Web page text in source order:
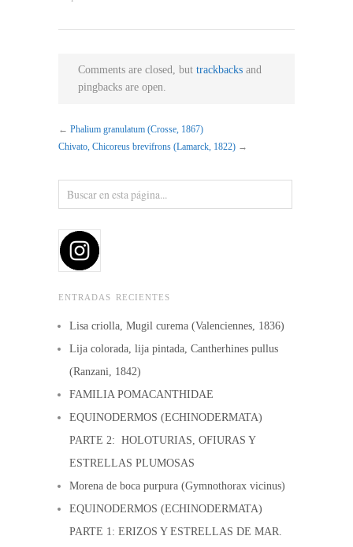
Comments are closed, but trackbacks and
pingbacks are open.
← Phalium granulatum (Crosse, 1867)
Chivato, Chicoreus brevifrons (Lamarck, 1822) →
ENTRADAS RECIENTES
Lisa criolla, Mugil curema (Valenciennes, 1836)
Lija colorada, lija pintada, Cantherhines pullus
(Ranzani, 1842)
FAMILIA POMACANTHIDAE
EQUINODERMOS (ECHINODERMATA)
PARTE 2: HOLOTURIAS, OFIURAS Y
ESTRELLAS PLUMOSAS
Morena de boca purpura (Gymnothorax vicinus)
EQUINODERMOS (ECHINODERMATA)
PARTE 1: ERIZOS Y ESTRELLAS DE MAR.